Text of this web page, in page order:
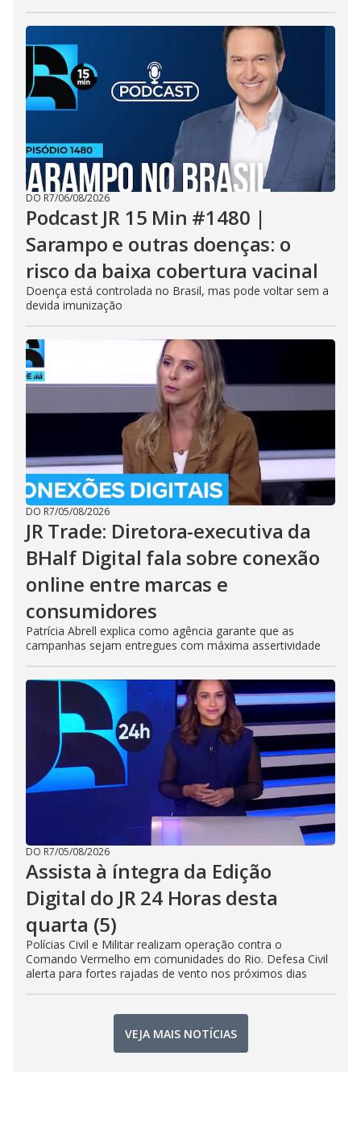
DO R7/06/08/2026
Podcast JR 15 Min #1480 |
Sarampo e outras doenças: o
risco da baixa cobertura vacinal
Doença está controlada no Brasil, mas pode voltar sem a
devida imunização
DO R7/05/08/2026
JR Trade: Diretora-executiva da
BHalf Digital fala sobre conexão
online entre marcas e
consumidores
Patrícia Abrell explica como agência garante que as
campanhas sejam entregues com máxima assertividade
DO R7/05/08/2026
Assista à íntegra da Edição
Digital do JR 24 Horas desta
quarta (5)
Polícias Civil e Militar realizam operação contra o
Comando Vermelho em comunidades do Rio. Defesa Civil
alerta para fortes rajadas de vento nos próximos dias
VEJA MAIS NOTÍCIAS